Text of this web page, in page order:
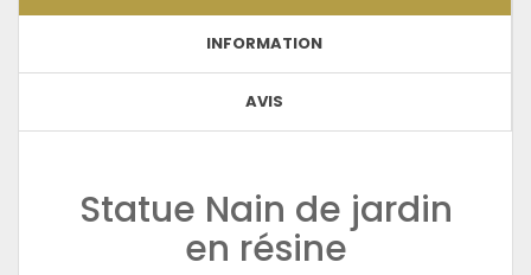
INFORMATION
AVIS
Statue Nain de jardin
en résine